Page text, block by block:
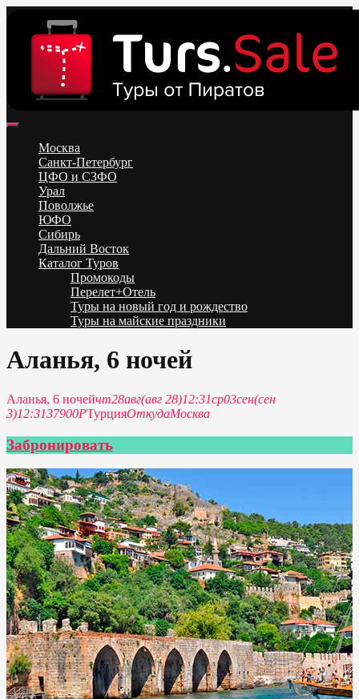
content
Низкие цены на путевки 3-7-10 ночей все включено, отдых на
море. Распродажа экскурсионных и горнолыжных туров.
Обновление каждый день. Официальный сайт Тур Сейл
Москва
Санкт-Петербург
ЦФО и СЗФО
Урал
Поволжье
ЮФО
Сибирь
Дальний Восток
Каталог Туров
Промокоды
Перелет+Отель
Туры на новый год и рождество
Туры на майские праздники
Аланья, 6 ночей
Аланья, 6 ночейчт28авг(авг 28)12:31ср03сен(сен
3)12:3137900PТурцияОткудаМосква
Забронировать